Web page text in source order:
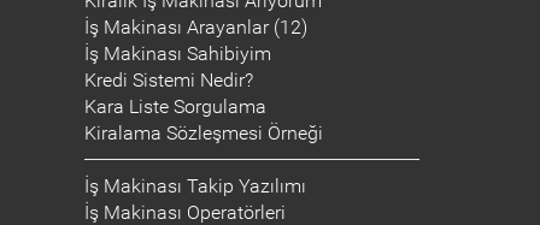
İş Makinası Arayanlar (12)
İş Makinası Sahibiyim
Kredi Sistemi Nedir?
Kara Liste Sorgulama
Kiralama Sözleşmesi Örneği
İş Makinası Takip Yazılımı
İş Makinası Operatörleri